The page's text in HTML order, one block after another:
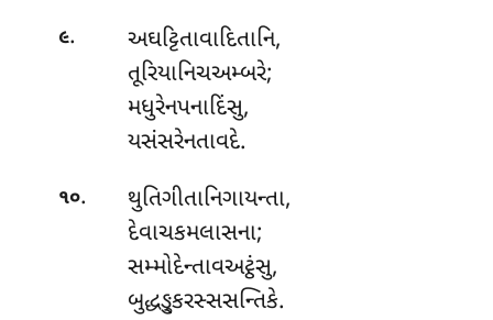
૯. અઘટ્ટિતાવાદિતાનિ,
તૂરિયાનિચઅમ્બરે;
મધુરેનપનાદિંસુ,
યસંસરેનતાવદે.
૧૦.
થુતિગીતાનિગાયન્તા,
દેવાચકમલાસના;
સમ્મોદેન્તાવઅટ્ઠંસુ,
બુદ્ધઙ્કુરસ્સસન્તિકે.